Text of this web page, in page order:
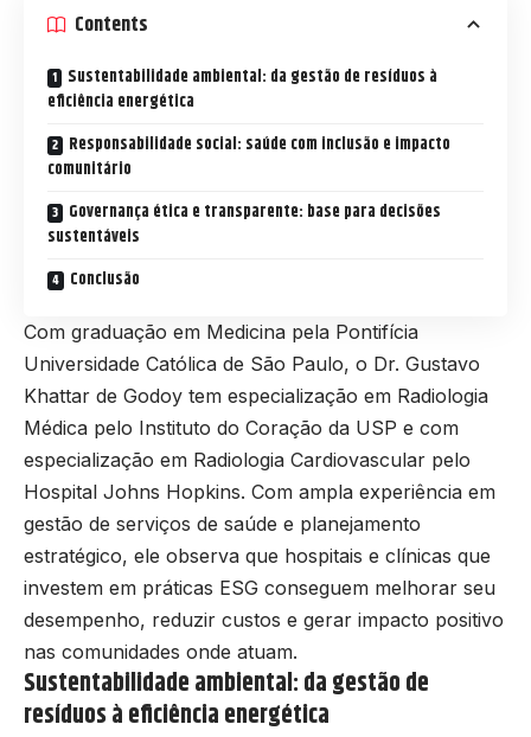
Contents
Sustentabilidade ambiental: da gestão de resíduos à
eficiência energética
Responsabilidade social: saúde com inclusão e impacto
comunitário
Governança ética e transparente: base para decisões
sustentáveis
Conclusão
Com graduação em Medicina pela Pontifícia
Universidade Católica de São Paulo, o Dr. Gustavo
Khattar de Godoy tem especialização em Radiologia
Médica pelo Instituto do Coração da USP e com
especialização em Radiologia Cardiovascular pelo
Hospital Johns Hopkins. Com ampla experiência em
gestão de serviços de saúde e planejamento
estratégico, ele observa que hospitais e clínicas que
investem em práticas ESG conseguem melhorar seu
desempenho, reduzir custos e gerar impacto positivo
nas comunidades onde atuam.
Sustentabilidade ambiental: da gestão de
resíduos à eficiência energética